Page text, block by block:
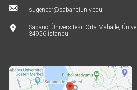
sugender@sabanciuniv.edu
Sabancı Üniversitesi, Orta Mahalle,
34956 İstanbul